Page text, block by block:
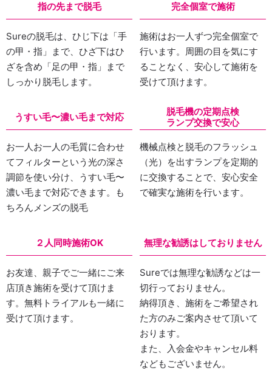
指の先まで脱毛
Sureの脱毛は、ひじ下は「手
の甲・指」まで、ひざ下はひ
ざを含め「足の甲・指」まで
しっかり脱毛します。
完全個室で施術
施術はお一人ずつ完全個室で
行います。周囲の目を気にす
ることなく、安心して施術を
受けて頂けます。
うすい毛〜濃い毛まで対応
お一人お一人の毛質に合わせ
てフィルターという光の深さ
調節を使い分け、うすい毛〜
濃い毛まで対応できます。も
ちろんメンズの脱毛
脱毛機の定期点検
ランプ交換で安心
機械点検と脱毛のフラッシュ
（光）を出すランプを定期的
に交換することで、安心安全
で確実な施術を行います。
２人同時施術OK
お友達、親子でご一緒にご来
店頂き施術を受けて頂けま
す。無料トライアルも一緒に
受けて頂けます。
無理な勧誘はしておりません
Sureでは無理な勧誘などは一
切行っておりません。
納得頂き、施術をご希望され
た方のみご案内させて頂いて
おります。
また、入会金やキャンセル料
などもございません。